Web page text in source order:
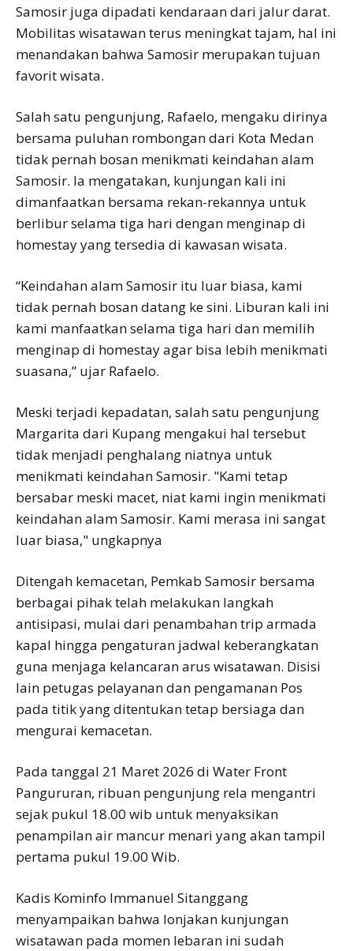
Samosir juga dipadati kendaraan dari jalur darat.
Mobilitas wisatawan terus meningkat tajam, hal ini
menandakan bahwa Samosir merupakan tujuan
favorit wisata.
Salah satu pengunjung, Rafaelo, mengaku dirinya
bersama puluhan rombongan dari Kota Medan
tidak pernah bosan menikmati keindahan alam
Samosir. Ia mengatakan, kunjungan kali ini
dimanfaatkan bersama rekan-rekannya untuk
berlibur selama tiga hari dengan menginap di
homestay yang tersedia di kawasan wisata.
“Keindahan alam Samosir itu luar biasa, kami
tidak pernah bosan datang ke sini. Liburan kali ini
kami manfaatkan selama tiga hari dan memilih
menginap di homestay agar bisa lebih menikmati
suasana,” ujar Rafaelo.
Meski terjadi kepadatan, salah satu pengunjung
Margarita dari Kupang mengakui hal tersebut
tidak menjadi penghalang niatnya untuk
menikmati keindahan Samosir. "Kami tetap
bersabar meski macet, niat kami ingin menikmati
keindahan alam Samosir. Kami merasa ini sangat
luar biasa," ungkapnya
Ditengah kemacetan, Pemkab Samosir bersama
berbagai pihak telah melakukan langkah
antisipasi, mulai dari penambahan trip armada
kapal hingga pengaturan jadwal keberangkatan
guna menjaga kelancaran arus wisatawan. Disisi
lain petugas pelayanan dan pengamanan Pos
pada titik yang ditentukan tetap bersiaga dan
mengurai kemacetan.
Pada tanggal 21 Maret 2026 di Water Front
Pangururan, ribuan pengunjung rela mengantri
sejak pukul 18.00 wib untuk menyaksikan
penampilan air mancur menari yang akan tampil
pertama pukul 19.00 Wib.
Kadis Kominfo Immanuel Sitanggang
menyampaikan bahwa lonjakan kunjungan
wisatawan pada momen lebaran ini sudah